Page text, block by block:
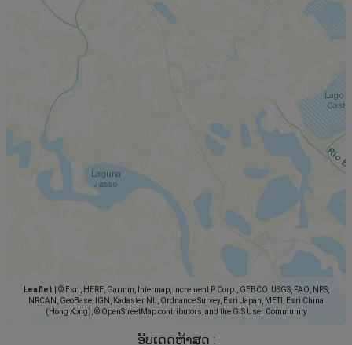
Leaflet
© Esri, HERE, Garmin, Intermap, increment P Corp., GEBCO, USGS, FAO, NPS,
NRCAN, GeoBase, IGN, Kadaster NL, Ordnance Survey, Esri Japan, METI, Esri China
(Hong Kong), © OpenStreetMap contributors, and the GIS User Community
ອັບເດດຫຼ້າສຸດ :